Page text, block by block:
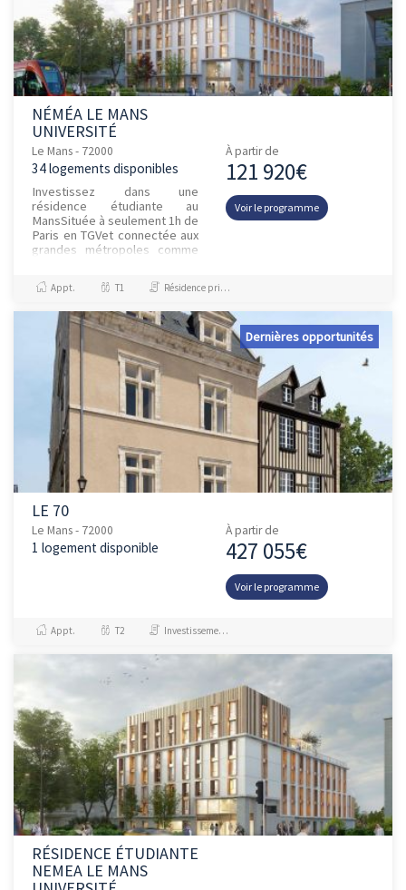
NÉMÉA LE MANS
UNIVERSITÉ
Le Mans - 72000
34 logements disponibles
Investissez dans une
résidence étudiante au
MansSituée à seulement 1h de
Paris en TGVet connectée aux
grandes métropoles comme
Le Mansbénéficie d'une
localisat...
À partir de
121 920€
Voir le programme
Appt. T1 Résidence principale / PTZ, Investissement et Défiscalisation
Dernières opportunités
LE 70
Le Mans - 72000
1 logement disponible
À partir de
427 055€
Voir le programme
Appt. T2 Investissement et Défiscalisation
RÉSIDENCE ÉTUDIANTE
NEMEA LE MANS